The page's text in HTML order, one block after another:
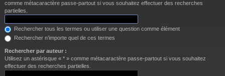
comme métacaractère passe-partout si vous souhaitez effectuer des recherches
partielles.
Rechercher tous les termes ou utiliser une question comme élément
Rechercher n’importe quel de ces termes
Rechercher par auteur :
Utilisez un astérisque « * » comme métacaractère passe-partout si vous souhaitez
effectuer des recherches partielles.